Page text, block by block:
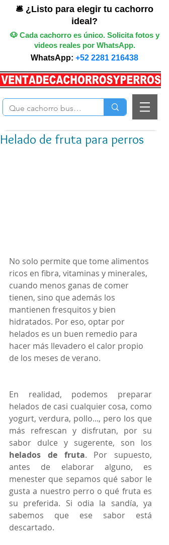
🛎️ ¿Listo para elegir tu cachorro
ideal?
🐶 Cada cachorro es único. Solicita fotos y
videos reales por WhatsApp.
WhatsApp: +52 2281 216438
Helado de fruta para perros
No solo permite que tome alimentos
ricos en fibra, vitaminas y minerales,
cuando menos ganas de comer
tienen, sino que además los
mantienen fresquitos y bien
hidratados. Por eso, optar por
helados es un buen remedio para
hacer más llevadero el calor propio
de los meses de verano.
En realidad, podemos preparar
helados de casi cualquier cosa, como
yogurt, verdura, pollo..., pero los que
más refrescan y disfrutan, por su
helados de fruta. Por supuesto,
antes de elaborar alguno, es
menester que sepamos qué sabor le
gusta a nuestro perro o qué fruta es
su preferida. Si odia la sandía, ya
sabemos que ese sabor está
descartado.